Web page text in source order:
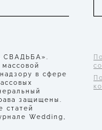
СВАДЬБА».
в сфере
защищены.
статей
Wedding,